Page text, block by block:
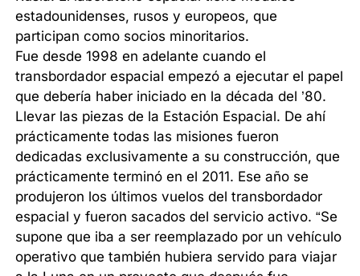
estadounidenses, rusos y europeos, que
participan como socios minoritarios.
Fue desde 1998 en adelante cuando el
transbordador espacial empezó a ejecutar el papel
que debería haber iniciado en la década del ’80.
Llevar las piezas de la Estación Espacial. De ahí
prácticamente todas las misiones fueron
dedicadas exclusivamente a su construcción, que
prácticamente terminó en el 2011. Ese año se
produjeron los últimos vuelos del transbordador
espacial y fueron sacados del servicio activo. “Se
supone que iba a ser reemplazado por un vehículo
operativo que también hubiera servido para viajar